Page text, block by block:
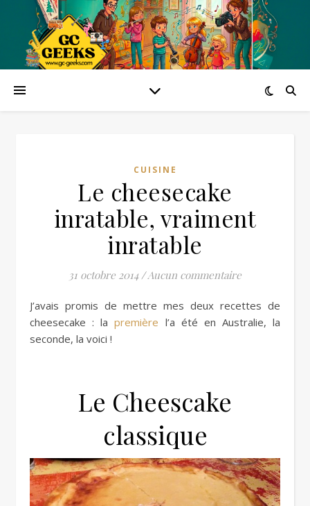
CUISINE
Le cheesecake
inratable, vraiment
inratable
31 octobre 2014 /Aucun commentaire
J’avais promis de mettre mes deux recettes de
cheesecake : lapremière l’a été en Australie, la
seconde, la voici !
Le Cheescake
classique